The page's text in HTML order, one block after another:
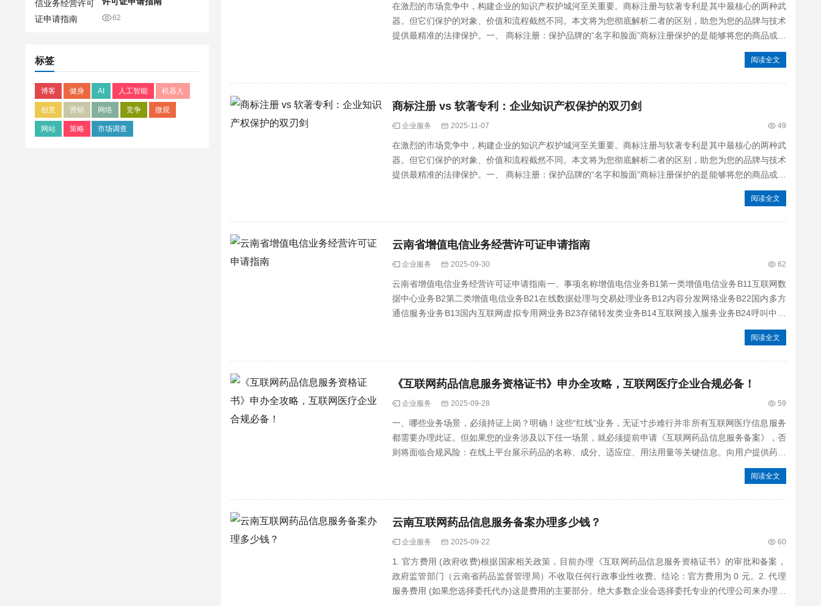
62
标签
博客 健身 AI 人工智能 机器人
创意 营销 网络 竞争 微观
网站 策略 市场调查
在激烈的市场竞争中，构建企业的知识产权护城河至关重要。商标注册与软著专利是其中最核心的两种武
器。但它们保护的对象、价值和流程截然不同。本文将为您彻底解析二者的区别，助您为您的品牌与技术
提供最精准的法律保护。一、 商标注册：保护品牌的“名字和脸面”商标注册保护的是能够将您的商品或服
阅读全文
商标注册 vs 软著专利：企业知识产权保护的双刃剑
企业服务 2025-11-07 49
在激烈的市场竞争中，构建企业的知识产权护城河至关重要。商标注册与软著专利是其中最核心的两种武
器。但它们保护的对象、价值和流程截然不同。本文将为您彻底解析二者的区别，助您为您的品牌与技术
提供最精准的法律保护。一、 商标注册：保护品牌的“名字和脸面”商标注册保护的是能够将您的商品或服
阅读全文
云南省增值电信业务经营许可证申请指南
企业服务 2025-09-30 62
云南省增值电信业务经营许可证申请指南一、事项名称增值电信业务B1第一类增值电信业务B11互联网数
据中心业务B2第二类增值电信业务B21在线数据处理与交易处理业务B12内容分发网络业务B22国内多方
通信服务业务B13国内互联网虚拟专用网业务B23存储转发类业务B14互联网接入服务业务B24呼叫中心
阅读全文
《互联网药品信息服务资格证书》申办全攻略，互联网医疗企业合规必备！
企业服务 2025-09-28 59
一、哪些业务场景，必须持证上岗？明确！这些“红线”业务，无证寸步难行并非所有互联网医疗信息服务
都需要办理此证。但如果您的业务涉及以下任一场景，就必须提前申请《互联网药品信息服务备案》，否
则将面临合规风险：在线上平台展示药品的名称、成分、适应症、用法用量等关键信息。向用户提供药品
阅读全文
云南互联网药品信息服务备案办理多少钱？
企业服务 2025-09-22 60
1. 官方费用 (政府收费)根据国家相关政策，目前办理《互联网药品信息服务资格证书》的审批和备案，
政府监管部门（云南省药品监督管理局）不收取任何行政事业性收费。结论：官方费用为 0 元。2. 代理
服务费用 (如果您选择委托代办)这是费用的主要部分。绝大多数企业会选择委托专业的代理公司来办理，